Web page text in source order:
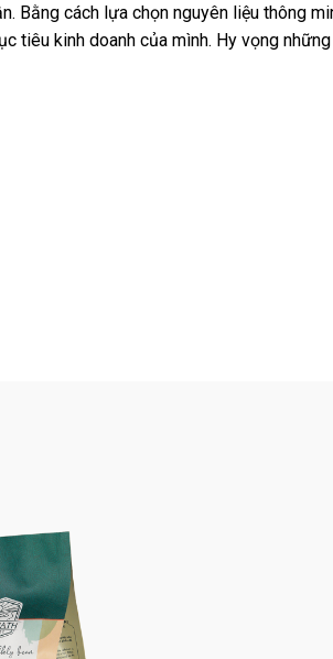
Bằng cách lựa chọn nguyên liệu thông
tiêu kinh doanh của mình. Hy vọng